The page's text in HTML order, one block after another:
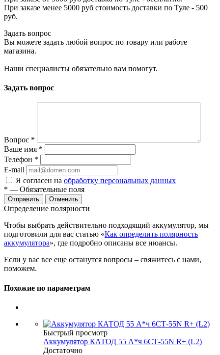
При заказе менее 5000 руб стоимость доставки по Туле - 500
руб.
Задать вопрос
Вы можете задать любой вопрос по товару или работе
магазина.
Наши специалисты обязательно вам помогут.
Задать вопрос
Вопрос *
Ваше имя *
Телефон *
E-mail
Я согласен на обработку персональных данных
* — Обязательные поля
Отменить
Определение полярности
Чтобы выбрать действительно подходящий аккумулятор, мы
подготовили для вас статью «Как определить полярность
аккумулятора», где подробно описаны все нюансы.
Если у вас все еще останутся вопросы – свяжитесь с нами,
поможем.
Похожие по параметрам
Быстрый просмотр
Аккумулятор КАТОД 55 А*ч 6СТ-55N R+ (L2)
Достаточно